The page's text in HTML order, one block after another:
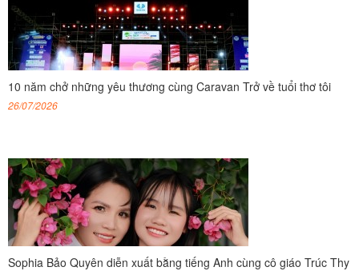
10 năm chở những yêu thương cùng Caravan Trở về tuổi thơ tôi
26/07/2026
Sophia Bảo Quyên diễn xuất bằng tiếng Anh cùng cô giáo Trúc Thy